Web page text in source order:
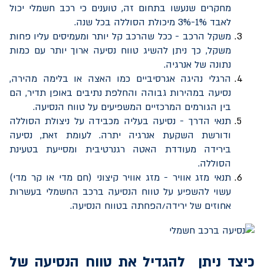
מחקרים שנעשו בתחום זה, טוענים כי רכב חשמלי יכול
לאבד 1%-3% מיכולת הסוללה בכל שנה.
משקל הרכב - ככל שהרכב קל יותר ומעמיסים עליו פחות
משקל, כך ניתן להשיג טווח נסיעה ארוך יותר עם כמות
נתונה של אנרגיה.
הרגלי נהיגה אגרסיביים כמו האצה או בלימה מהירה,
נסיעה במהירות גבוהה והחלפת נתיבים באופן תדיר, הם
בין הגורמים המרכזיים המשפיעים על טווח הנסיעה.
תנאי הדרך - נסיעה בעליה מכבידה על ניצולת הסוללה
ודורשת השקעת אנרגיה יתרה. לעומת זאת, נסיעה
בירידה מעודדת האטה רגנרטיבית ומסייעת בטעינת
הסוללה.
תנאי מזג אוויר - מזג אוויר קיצוני (חם מדי או קר מדי)
עשוי להשפיע על טווח הנסיעה ברכב החשמלי בעשרות
אחוזים של ירידה/הפחתה בטווח הנסיעה.
כיצד ניתן להגדיל את טווח הנסיעה של